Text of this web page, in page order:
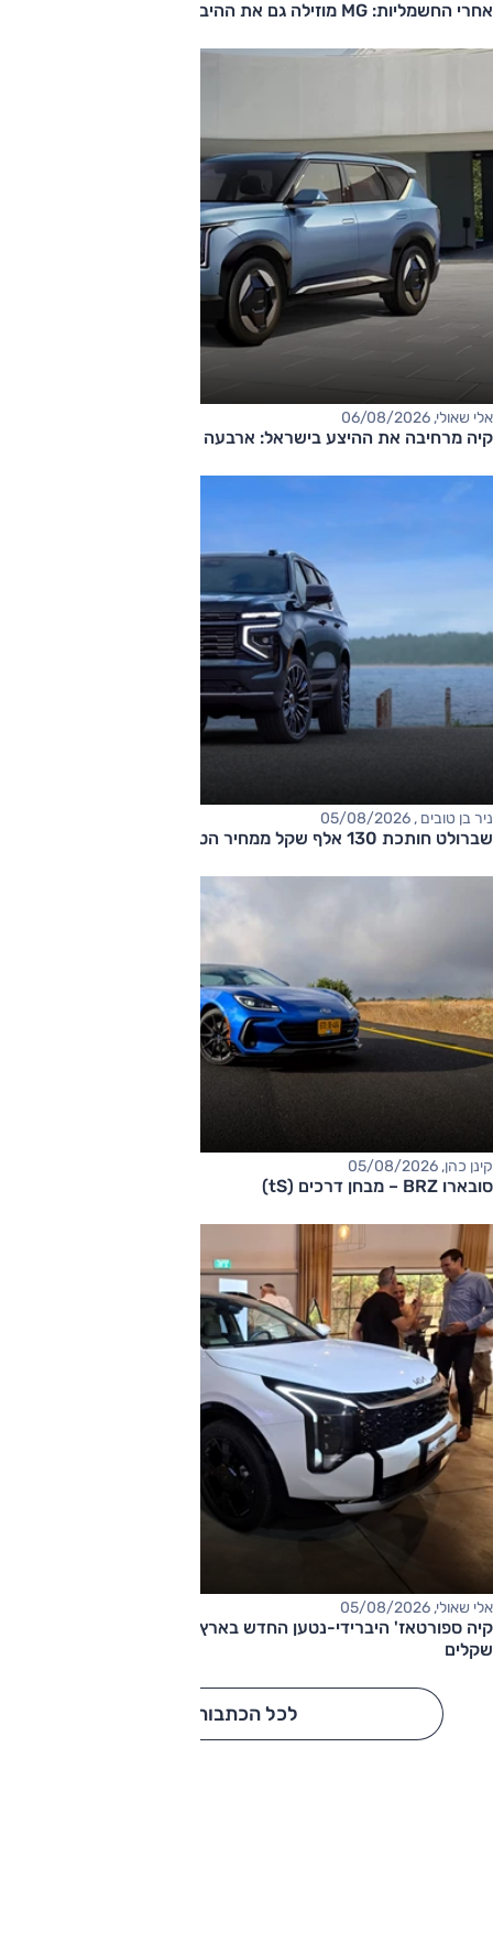
אחרי החשמליות: MG מוזילה גם את ההיברידיות
אלי שאולי, 06/08/2026
קיה מרחיבה את ההיצע בישראל: ארבעה דגמים חדשים בדרך
ניר בן טובים , 05/08/2026
שברולט חותכת 130 אלף שקל ממחיר הטאהו
קינן כהן, 05/08/2026
סובארו BRZ – מבחן דרכים (tS)
אלי שאולי, 05/08/2026
שקלים
לכל הכתבות